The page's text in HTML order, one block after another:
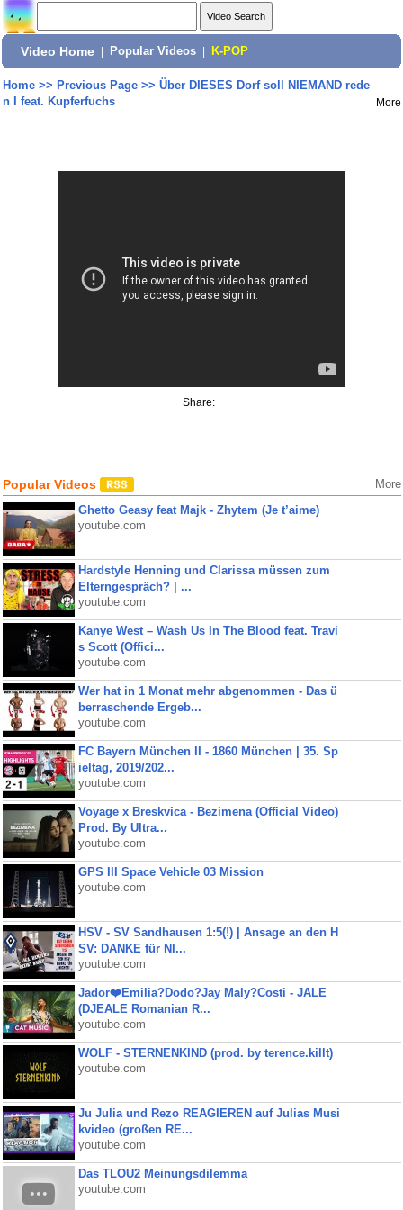
Video Home Popular Videos K-POP
Home>> Previous Page>> Über DIESES Dorf soll NIEMAND rede
n I feat. Kupferfuchs
More
Share:
Popular Videos More
Ghetto Geasy feat Majk - Zhytem (Je t’aime)
youtube.com
Hardstyle Henning und Clarissa müssen zum
Elterngespräch? | ...
youtube.com
Kanye West – Wash Us In The Blood feat. Travi
s Scott (Offici...
youtube.com
Wer hat in 1 Monat mehr abgenommen - Das ü
berraschende Ergeb...
youtube.com
FC Bayern München II - 1860 München | 35. Sp
ieltag, 2019/202...
youtube.com
Voyage x Breskvica - Bezimena (Official Video)
Prod. By Ultra...
youtube.com
GPS III Space Vehicle 03 Mission
youtube.com
HSV - SV Sandhausen 1:5(!) | Ansage an den H
SV: DANKE für NI...
youtube.com
Jador❤️Emilia?Dodo?Jay Maly?Costi - JALE
(DJEALE Romanian R...
youtube.com
WOLF - STERNENKIND (prod. by terence.killt)
youtube.com
Ju Julia und Rezo REAGIEREN auf Julias Musi
kvideo (großen RE...
youtube.com
Das TLOU2 Meinungsdilemma
youtube.com